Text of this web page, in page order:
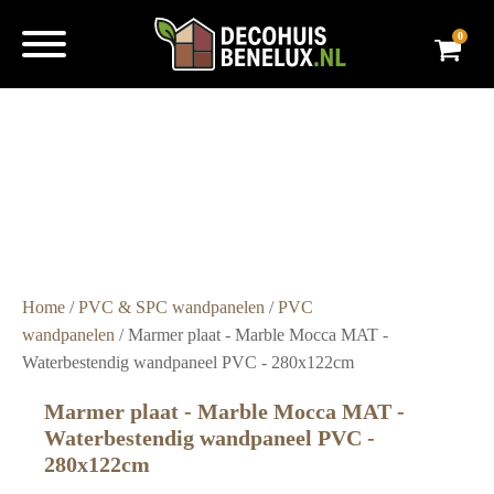
0
Home /PVC & SPC wandpanelen /PVC
wandpanelen / Marmer plaat - Marble Mocca MAT -
Waterbestendig wandpaneel PVC - 280x122cm
Marmer plaat - Marble Mocca MAT -
Waterbestendig wandpaneel PVC -
280x122cm